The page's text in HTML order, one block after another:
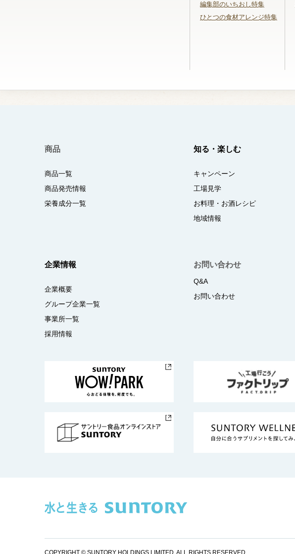
編集部のいちおし特集
ひとつの食材アレンジ特集
商品
商品一覧
商品発売情報
栄養成分一覧
知る・楽しむ
キャンペーン
工場見学
お料理・お酒レシピ
地域情報
企業情報
企業概要
グループ企業一覧
事業所一覧
採用情報
お問い合わせ
Q&A
お問い合わせ